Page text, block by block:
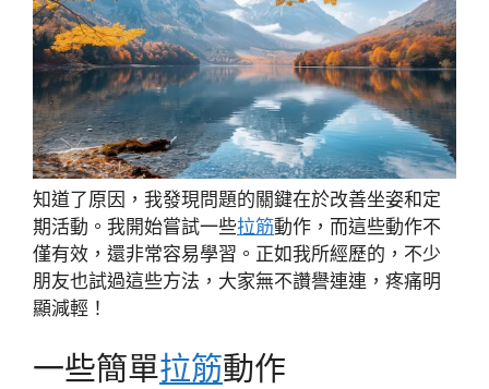
知道了原因，我發現問題的關鍵在於改善坐姿和定
期活動。我開始嘗試一些拉筋動作，而這些動作不
僅有效，還非常容易學習。正如我所經歷的，不少
朋友也試過這些方法，大家無不讚譽連連，疼痛明
顯減輕！
一些簡單拉筋動作